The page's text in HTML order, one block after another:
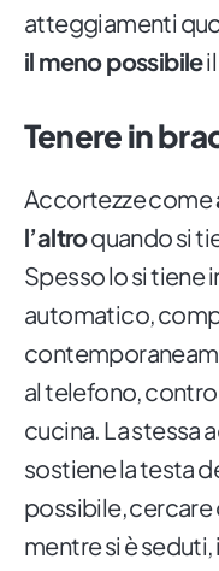
atteggiamenti
il meno possibile
Tenere in
Accortezze come
l’altroquando si
Spesso lo si tiene
automatico,
al telefono,
cucina. La stessa
sostiene la testa
possibile, cercare
mentre si è